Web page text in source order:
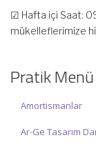
☑ Hafta içi Saat:
mükelleflerimize
İlgi ve anlayışınız
teşekkür ederiz.
Pratik Menü
Amortismanlar
Ar-Ge Tasarım